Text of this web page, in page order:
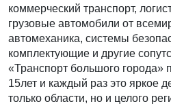
коммерческий транспорт,
грузовые автомобили от
автомеханика, системы
комплектующие и другие
«Транспорт большого города»
15лет и каждый раз это яркое
только области, но и целого